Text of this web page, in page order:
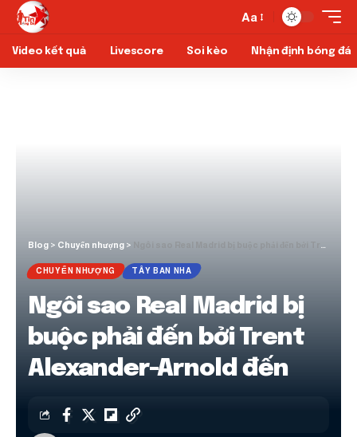
Aa
Video kết quả Livescore Soi kèo Nhận định bóng đá
Blog > Chuyển nhượng >
CHUYỂN NHƯỢNG TÂY BAN NHA
Ngôi sao Real Madrid bị
buộc phải đến bởi Trent
Alexander-Arnold đến